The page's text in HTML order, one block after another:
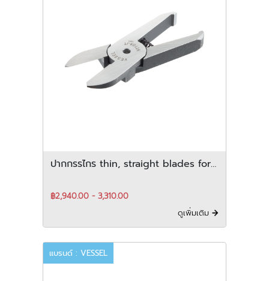
ปากกรรไกร thin, straight blades for
฿2,940.00 - 3,310.00
ดูเพิ่มเติม
แบรนด์ : VESSEL